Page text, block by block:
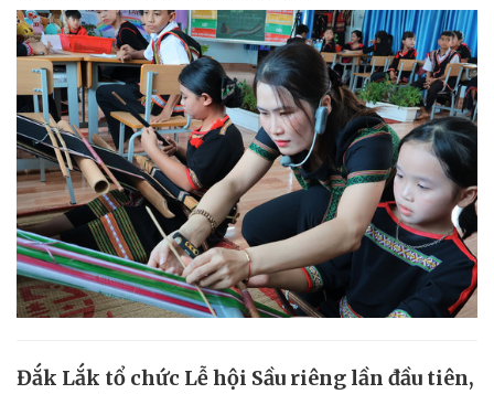
Đắk Lắk tổ chức Lễ hội Sầu riêng lần đầu tiên,